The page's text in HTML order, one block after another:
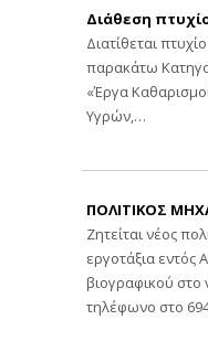
Διάθεση
Διατίθεται
παρακάτω
«Έργα
Υγρών,…
ΠΟΛΙΤΙΚΟΣ
Ζητείται νέος
εργοτάξια εντός
βιογραφικού στο
τηλέφωνο στο